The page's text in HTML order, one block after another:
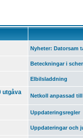
Nyheter: Datorsam
Beteckningar i
Elbilsladdning
utgåva
Netkoll anpassad
Uppdateringsregler
Uppdateringar och